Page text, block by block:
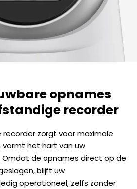
opnames
recorder
zorgt voor maximale
het hart van uw
Omdat de opnames direct op de
blijft uw
operationeel, zelfs zonder